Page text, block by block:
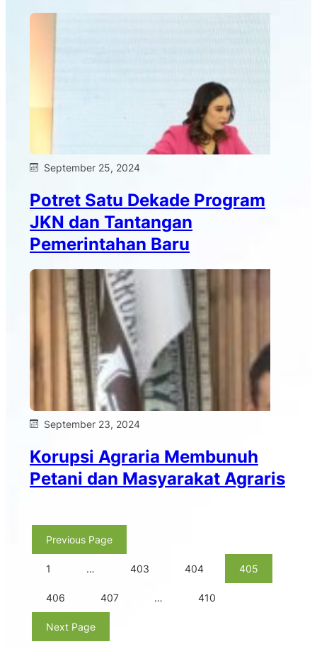
September 25, 2024
Potret Satu Dekade Program
JKN dan Tantangan
Pemerintahan Baru
September 23, 2024
Korupsi Agraria Membunuh
Petani dan Masyarakat Agraris
Previous Page
1 … 403 404 405
406 407 … 410
Next Page